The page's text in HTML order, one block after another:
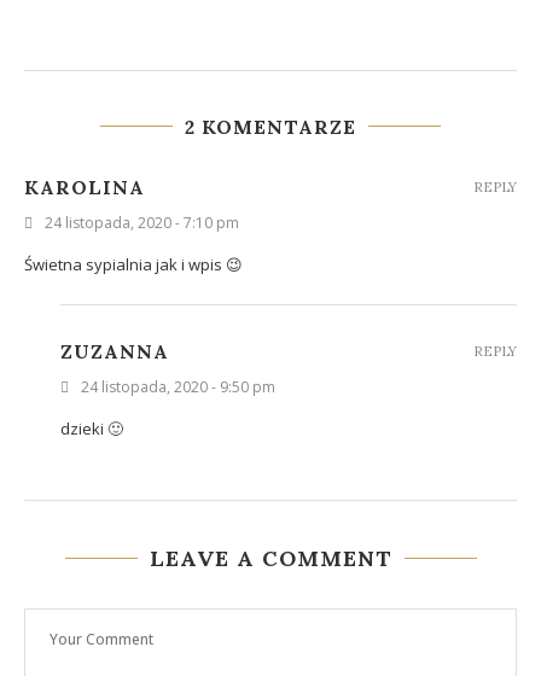
2 KOMENTARZE
KAROLINA
24 listopada, 2020 - 7:10 pm
Świetna sypialnia jak i wpis 😉
REPLY
ZUZANNA
24 listopada, 2020 - 9:50 pm
dzieki 🙂
REPLY
LEAVE A COMMENT